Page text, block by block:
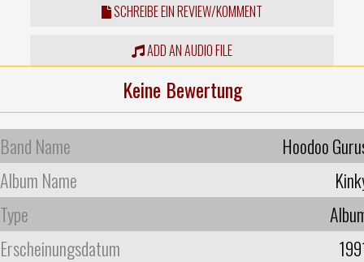
SCHREIBE EIN REVIEW/KOMMENT
ADD AN AUDIO FILE
Keine Bewertung
Band Name
Hoodoo
Album Name
Type
Erscheinungsdatum